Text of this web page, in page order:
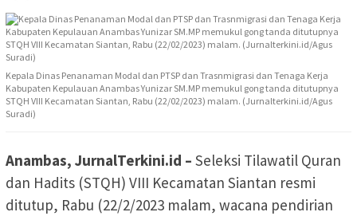
Kepala Dinas Penanaman Modal dan PTSP dan Trasnmigrasi dan Tenaga Kerja
Kabupaten Kepulauan Anambas Yunizar SM.MP memukul gong tanda ditutupnya
STQH VIII Kecamatan Siantan, Rabu (22/02/2023) malam. (Jurnalterkini.id/Agus
Suradi)
Anambas, JurnalTerkini.id – Seleksi Tilawatil Quran
dan Hadits (STQH) VIII Kecamatan Siantan resmi
ditutup, Rabu (22/2/2023 malam, wacana pendirian